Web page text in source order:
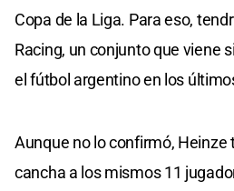
Copa de la Liga. Para eso,
Racing, un conjunto que viene
el fútbol argentino en los
Aunque no lo confirmó, Heinze
cancha a los mismos 11